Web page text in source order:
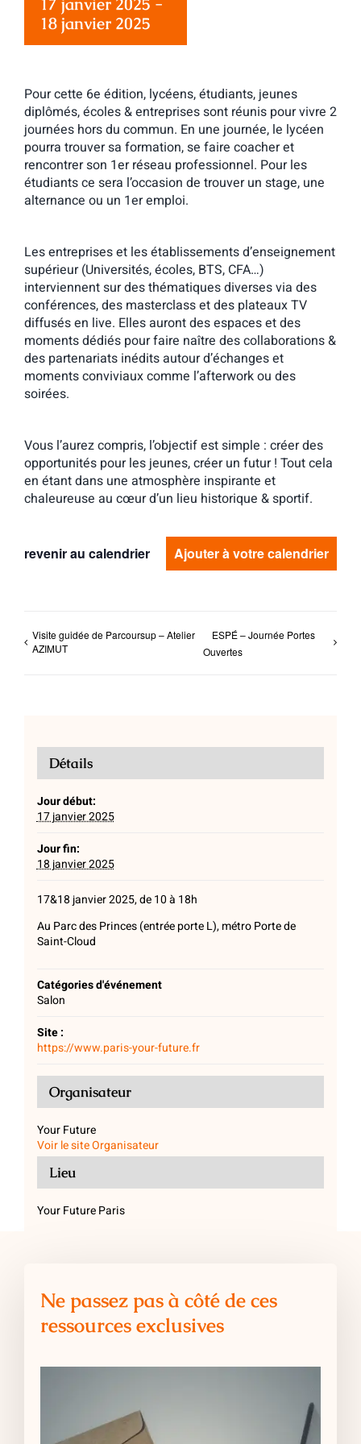
18 janvier 2025
Pour cette 6e édition, lycéens, étudiants, jeunes
diplômés, écoles & entreprisessont réunis pour vivre 2
journées hors du commun. En une journée, le lycéen
pourra trouver sa formation, se faire coacher et
rencontrer son 1er réseau professionnel. Pour les
étudiants ce sera l’occasion de trouver un stage, une
alternance ou un 1er emploi.
Les entreprises et les établissements d’enseignement
supérieur (Universités, écoles, BTS, CFA…)
interviennent sur des thématiques diverses via des
conférences, des masterclass et des plateaux TV
diffusés en live. Elles auront des espaces et des
moments dédiés pour faire naître des collaborations &
des partenariats inéditsautour d’échanges et
moments conviviaux comme l’afterwork ou des
soirées.
Vous l’aurez compris, l’objectif est simple : créer des
opportunités pour les jeunes, créer un futur ! Tout cela
en étant dans une atmosphère inspirante et
chaleureuse au cœur d’un lieu historique & sportif.
revenir au calendrier Ajouter à votre calendrier
Visite guidée de Parcoursup – Atelier
AZIMUT
ESPÉ – Journée Portes
Ouvertes
Détails
Jour début:
17 janvier 2025
Jour fin:
18 janvier 2025
17&18 janvier 2025, de 10 à 18h
Au Parc des Princes (entrée porte L), métro Porte de
Saint-Cloud
Catégories d'événement
Salon
Site :
https://www.paris-your-future.fr
Lieu
Your Future Paris
Organisateur
Your Future
Voir le site Organisateur
Ne passez pas à côté de ces
ressources exclusives